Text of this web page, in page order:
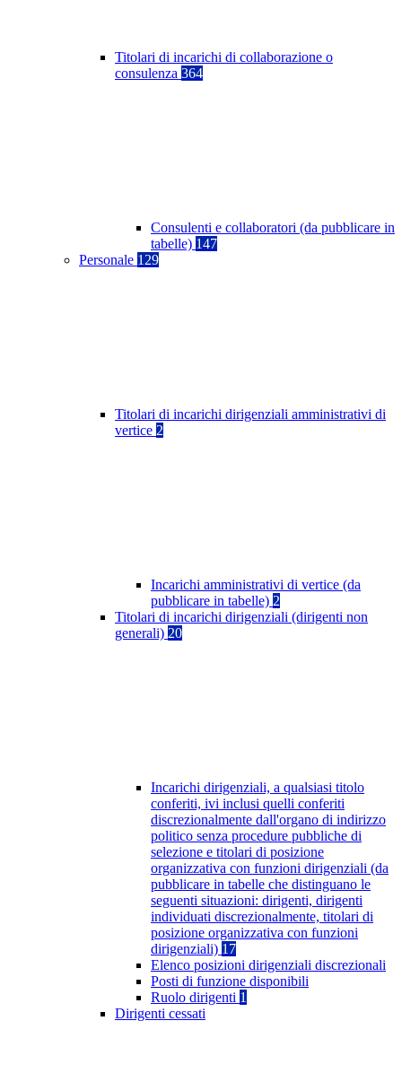
Titolari di incarichi di collaborazione o
consulenza 364
Consulenti e collaboratori (da pubblicare in
tabelle) 147
Personale 129
Titolari di incarichi dirigenziali amministrativi di
vertice 2
Incarichi amministrativi di vertice (da
pubblicare in tabelle) 2
Titolari di incarichi dirigenziali (dirigenti non
generali) 20
Incarichi dirigenziali, a qualsiasi titolo
conferiti, ivi inclusi quelli conferiti
discrezionalmente dall'organo di indirizzo
politico senza procedure pubbliche di
selezione e titolari di posizione
organizzativa con funzioni dirigenziali (da
pubblicare in tabelle che distinguano le
seguenti situazioni: dirigenti, dirigenti
individuati discrezionalmente, titolari di
posizione organizzativa con funzioni
dirigenziali) 17
Elenco posizioni dirigenziali discrezionali
Posti di funzione disponibili
Ruolo dirigenti 1
Dirigenti cessati